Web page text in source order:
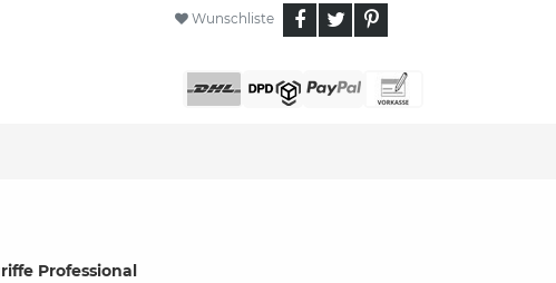
Wunschliste
Professional